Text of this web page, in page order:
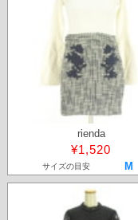
rienda
¥1,520
サイズの目安 M